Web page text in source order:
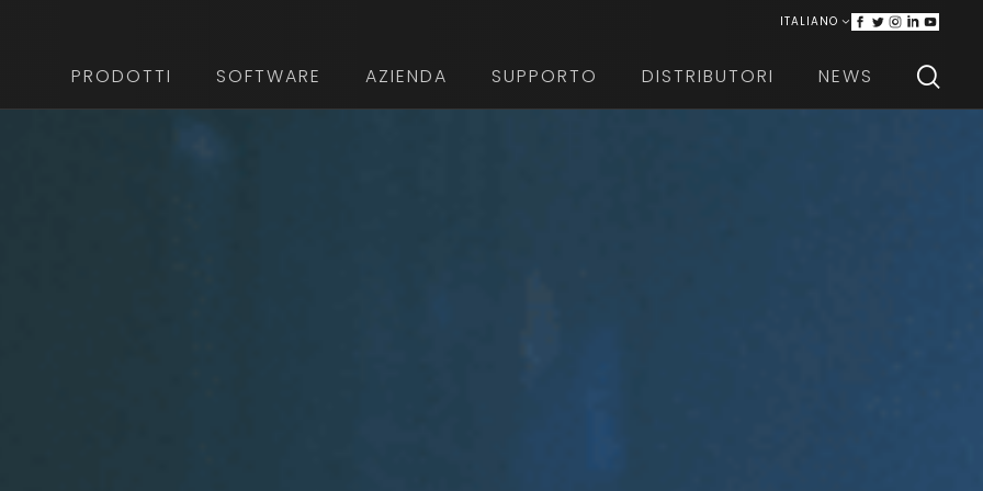
ITALIANO ENGLISH
PRODOTTI SOFTWARE AZIENDA SUPPORTO DISTRIBUTORI NEWS